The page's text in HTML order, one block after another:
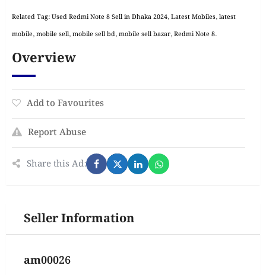
Related Tag: Used Redmi Note 8 Sell in Dhaka 2024, Latest Mobiles, latest
mobile, mobile sell, mobile sell bd, mobile sell bazar, Redmi Note 8.
Overview
Add to Favourites
Report Abuse
Share this Ad:
Seller Information
am00026